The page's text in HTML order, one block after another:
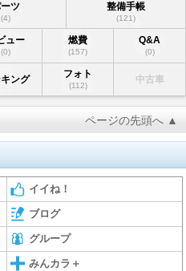
ツ
(4)
整備手帳
(121)
ュー
(0)
燃費
(157)
Q&A
(0)
ング フォト
(112)
中古車
ページの先頭へ ▲
イイね！
ブログ
グループ
みんカラ＋